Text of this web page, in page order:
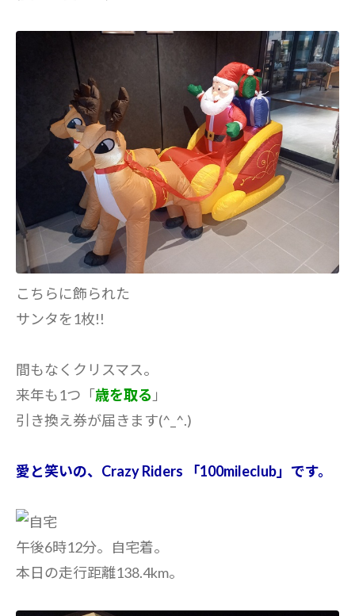
こちらに飾られた
サンタを1枚!!
間もなくクリスマス。
来年も1つ「歳を取る 」
引き換え券が届きます(^_^.)
愛と笑いの、Crazy Riders 「100mileclub」です。
午後6時12分。自宅着。
本日の走行距離138.4km。